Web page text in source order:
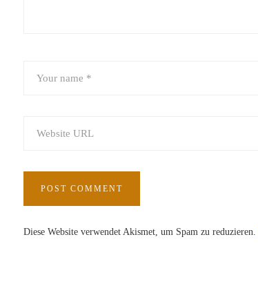
Diese Website verwendet Akismet, um Spam zu reduzieren.